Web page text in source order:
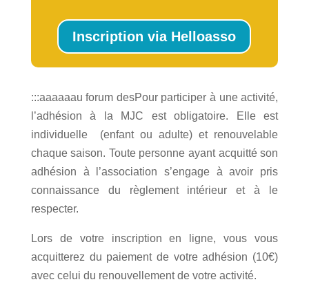
Inscription via Helloasso
:::aaaaaau forum desPour participer à une activité,
l’adhésion à la MJC est obligatoire. Elle est
individuelle
(enfant ou adulte) et renouvelable
chaque saison. Toute personne ayant acquitté son
adhésion à l’association s’engage à avoir pris
connaissance du règlement intérieur et à le
respecter.
Lors de votre inscription en ligne, vous vous
acquitterez du paiement de votre adhésion (10€)
avec celui du renouvellement de votre activité.